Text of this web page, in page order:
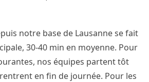
notre base de Lausanne se fait
30-40 min en moyenne. Pour
nos équipes partent tôt
en fin de journée. Pour les